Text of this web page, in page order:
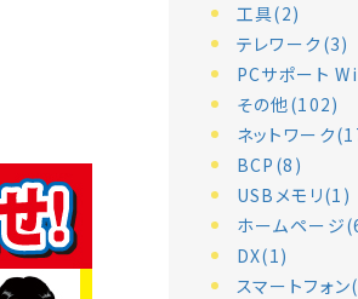
工具(2)
テレワーク(3)
PCサポート
その他(102)
ネットワーク
BCP(8)
USBメモリ(1)
ホームページ
DX(1)
スマートフォ